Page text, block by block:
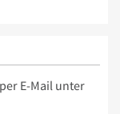
E-Mail unter